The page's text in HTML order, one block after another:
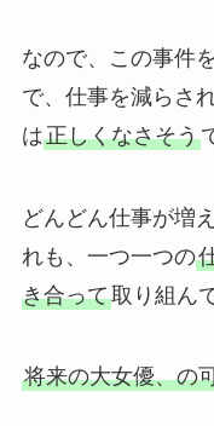
なので、この事件
で、仕事を減らさ
は正しくなさそう
どんどん仕事が増
れも、一つ一つの
き合って取り組ん
将来の大女優、の